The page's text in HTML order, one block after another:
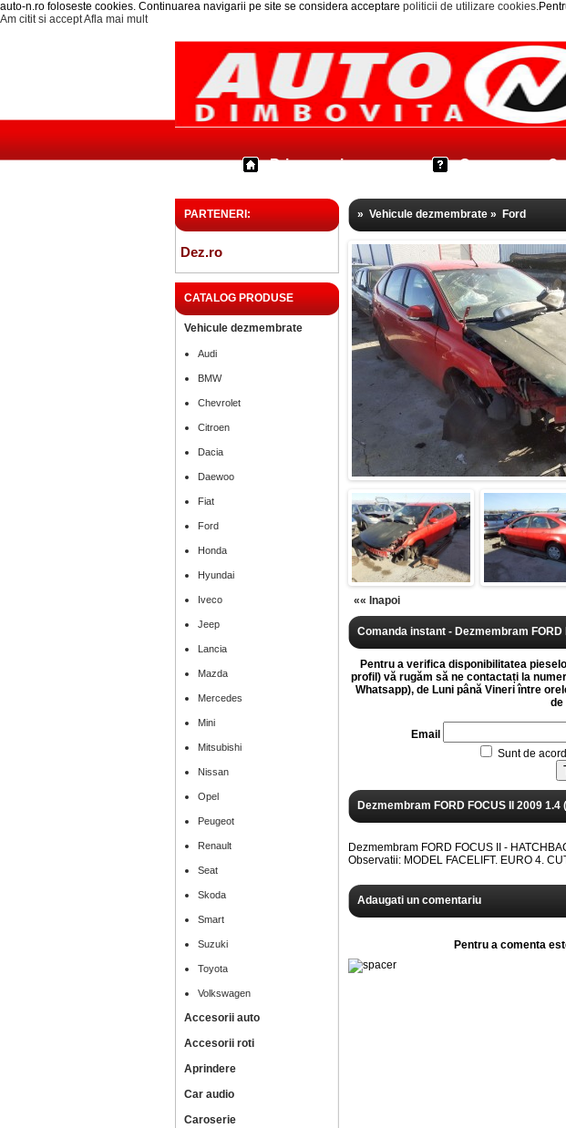
auto-n.ro foloseste cookies. Continuarea navigarii pe site se considera acceptare politicii de utilizare cookies
Am citit si acceptAfla mai mult
Prima pagina Cum cumpar?
PARTENERI:
Dez.ro
CATALOG PRODUSE
Vehicule dezmembrate
Audi
BMW
Chevrolet
Citroen
Dacia
Daewoo
Fiat
Ford
Honda
Hyundai
Iveco
Jeep
Lancia
Mazda
Mercedes
Mini
Mitsubishi
Nissan
Opel
Peugeot
Renault
Seat
Skoda
Smart
Suzuki
Toyota
Volkswagen
Accesorii auto
Accesorii roti
Aprindere
Car audio
Caroserie
» Vehicule dezmembrate » Ford
«« Inapoi
Comanda instant - Dezmembram FORD
Pentru a verifica disponibilitatea
profil) vă rugăm să ne contactați la
Whatsapp), de Luni până Vineri între
de
Email
Sunt de
Dezmembram FORD FOCUS II 2009 1.4
Dezmembram FORD FOCUS II -
Observatii: MODEL FACELIFT. EURO 4.
Adaugati un comentariu
Pentru a comenta